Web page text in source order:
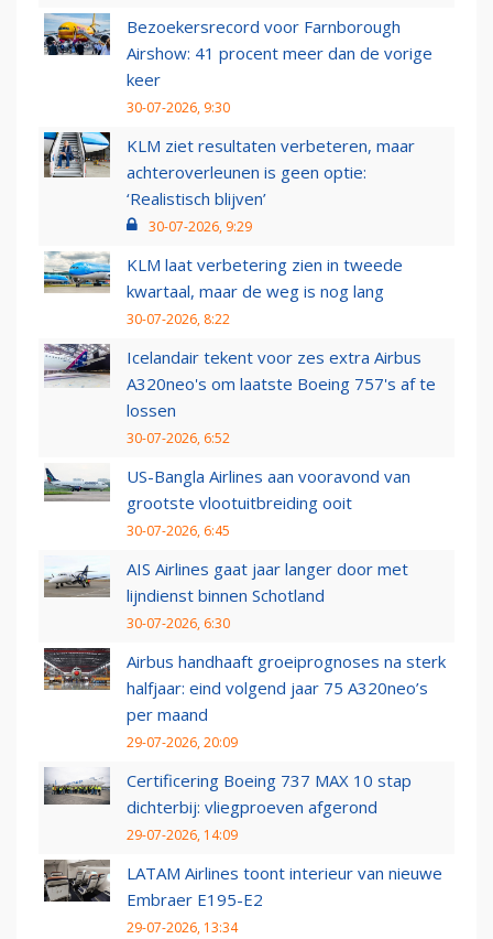
Bezoekersrecord voor Farnborough
Airshow: 41 procent meer dan de vorige
keer
30-07-2026, 9:30
KLM ziet resultaten verbeteren, maar
achteroverleunen is geen optie:
‘Realistisch blijven’
30-07-2026, 9:29
KLM laat verbetering zien in tweede
kwartaal, maar de weg is nog lang
30-07-2026, 8:22
Icelandair tekent voor zes extra Airbus
A320neo's om laatste Boeing 757's af te
lossen
30-07-2026, 6:52
US-Bangla Airlines aan vooravond van
grootste vlootuitbreiding ooit
30-07-2026, 6:45
AIS Airlines gaat jaar langer door met
lijndienst binnen Schotland
30-07-2026, 6:30
Airbus handhaaft groeiprognoses na sterk
halfjaar: eind volgend jaar 75 A320neo’s
per maand
29-07-2026, 20:09
Certificering Boeing 737 MAX 10 stap
dichterbij: vliegproeven afgerond
29-07-2026, 14:09
LATAM Airlines toont interieur van nieuwe
Embraer E195-E2
29-07-2026, 13:34